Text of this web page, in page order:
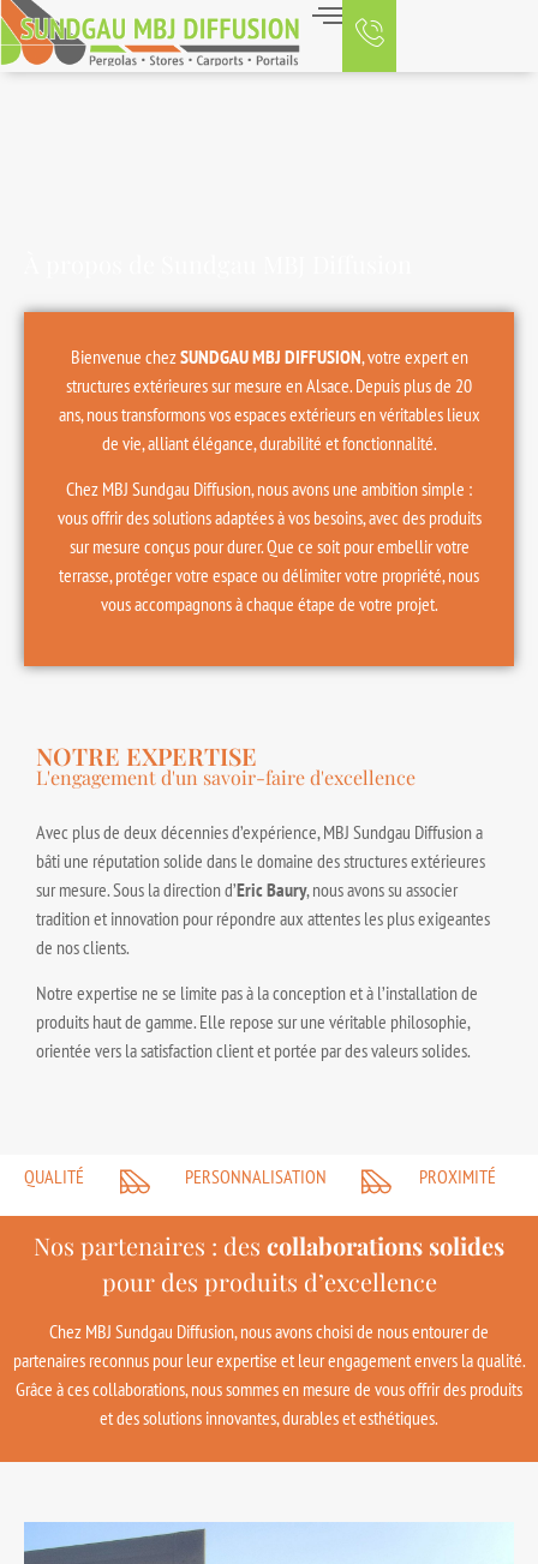
Bienvenue chezSUNDGAU MBJ DIFFUSION, votre expert en
structures extérieures sur mesure en Alsace. Depuis plus de 20
ans, nous transformons vos espaces extérieurs en véritables lieux
de vie, alliant élégance, durabilité et fonctionnalité.
Chez MBJ Sundgau Diffusion, nous avons une ambition simple :
vous offrir des solutions adaptées à vos besoins, avec des produits
sur mesure conçus pour durer. Que ce soit pour embellir votre
terrasse, protéger votre espace ou délimiter votre propriété, nous
vous accompagnons à chaque étape de votre projet.
NOTRE EXPERTISE
L'engagement d'un savoir-faire d'excellence
Avec plus de deux décennies d’expérience, MBJ Sundgau Diffusion a
bâti une réputation solide dans le domaine des structures extérieures
sur mesure. Sous la direction d’Eric Baury, nous avons su associer
tradition et innovation pour répondre aux attentes les plus exigeantes
de nos clients.
Notre expertise ne se limite pas à la conception et à l’installation de
produits haut de gamme. Elle repose sur une véritable philosophie,
orientée vers la satisfaction client et portée par des valeurs solides.
QUALITÉ PERSONNALISATION PROXIMITÉ
Nos partenaires : des collaborations solides
pour des produits d’excellence
Chez MBJ Sundgau Diffusion, nous avons choisi de nous entourer de
partenaires reconnus pour leur expertise et leur engagement envers la qualité.
Grâce à ces collaborations, nous sommes en mesure de vous offrir des produits
et des solutions innovantes, durables et esthétiques.